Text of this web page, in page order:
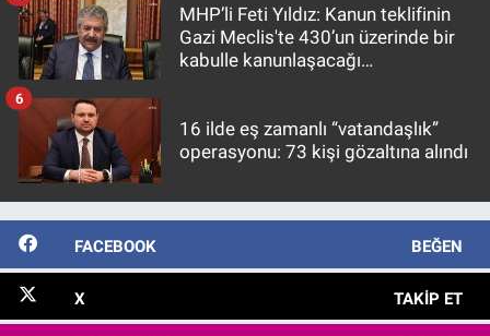
MHP’li Feti Yıldız: Kanun teklifinin
Gazi Meclis'te 430’un üzerinde bir
kabulle kanunlaşacağı
16 ilde eş zamanlı “vatandaşlık”
operasyonu: 73 kişi gözaltına alındı
6
FACEBOOK BEĞEN
X TAKIP ET